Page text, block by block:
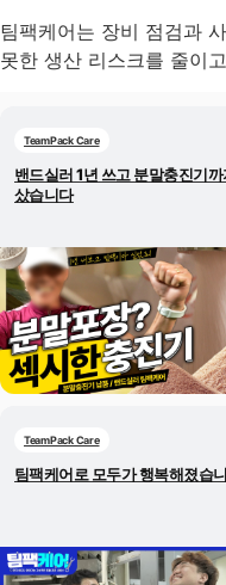
팀팩케어는 장비 점검과
못한 생산 리스크를 줄이
TeamPack Care
밴드실러 1년 쓰고 분말충진기까
샀습니다
TeamPack Care
팀팩케어로 모두가 행복해졌습